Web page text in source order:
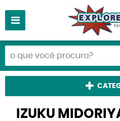
IZUKU